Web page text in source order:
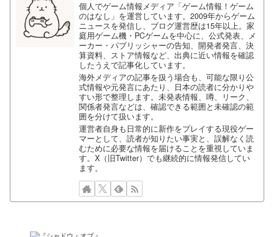
個人でゲーム情報メディア「ゲーム情報！ゲーム
のはなし」を運営しています。2009年からゲーム
ニュースを発信し、ブログ運営歴は15年以上。家
庭用ゲーム機・PCゲームを中心に、公式発表、メ
ーカー・パブリッシャーの告知、開発者発言、決
算資料、ストア情報など、出典に近い情報を確認
したうえで記事化しています。
海外メディアの記事を扱う場合も、可能な限り公
式情報や元発言にあたり、日本の読者に分かりや
すい形で整理します。未発表情報、噂、リーク、
関係者発言などは、確認できる範囲と未確認の範
囲を分けて扱います。
運営者自身も日常的に新作をプレイする現役ゲー
マーとして、読者が知りたい事実と、誤解なく読
むために必要な情報を届けることを重視していま
す。X（旧Twitter）でも継続的に情報発信してい
ます。